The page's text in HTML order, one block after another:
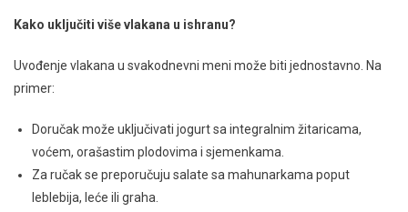
Kako uključiti više vlakana u ishranu?
Uvođenje vlakana u svakodnevni meni može biti jednostavno. Na
primer:
Doručak može uključivati jogurt sa integralnim žitaricama,
voćem, orašastim plodovima i sjemenkama.
Za ručak se preporučuju salate sa mahunarkama poput
leblebija, leće ili graha.